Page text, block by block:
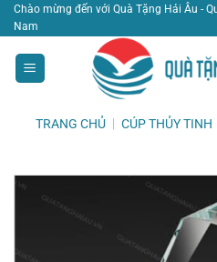
Bỏ
qua
nội
dung
Chào mừng đến với Quà Tặng Hải Âu -
Nam
TRANG CHỦ CÚP THỦY TINH